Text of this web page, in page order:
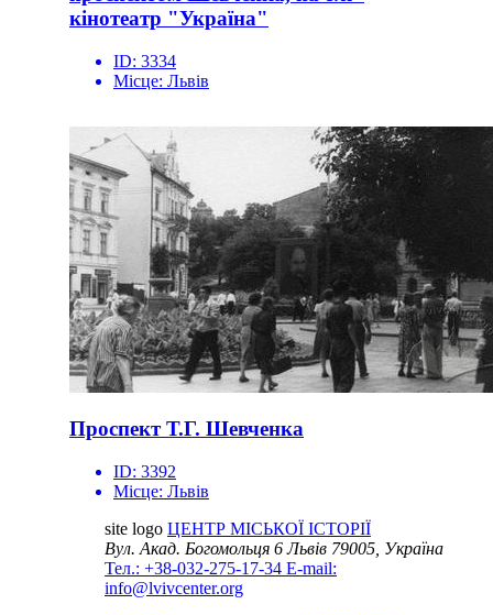
кінотеатр "Україна"
ID: 3334
Місце: Львів
Проспект Т.Г. Шевченка
ID: 3392
Місце: Львів
site logo ЦЕНТР МІСЬКОЇ ІСТОРІЇ
Вул. Акад. Богомольця 6Львів 79005, Україна
Тел.: +38-032-275-17-34 E-mail:
info@lvivcenter.org